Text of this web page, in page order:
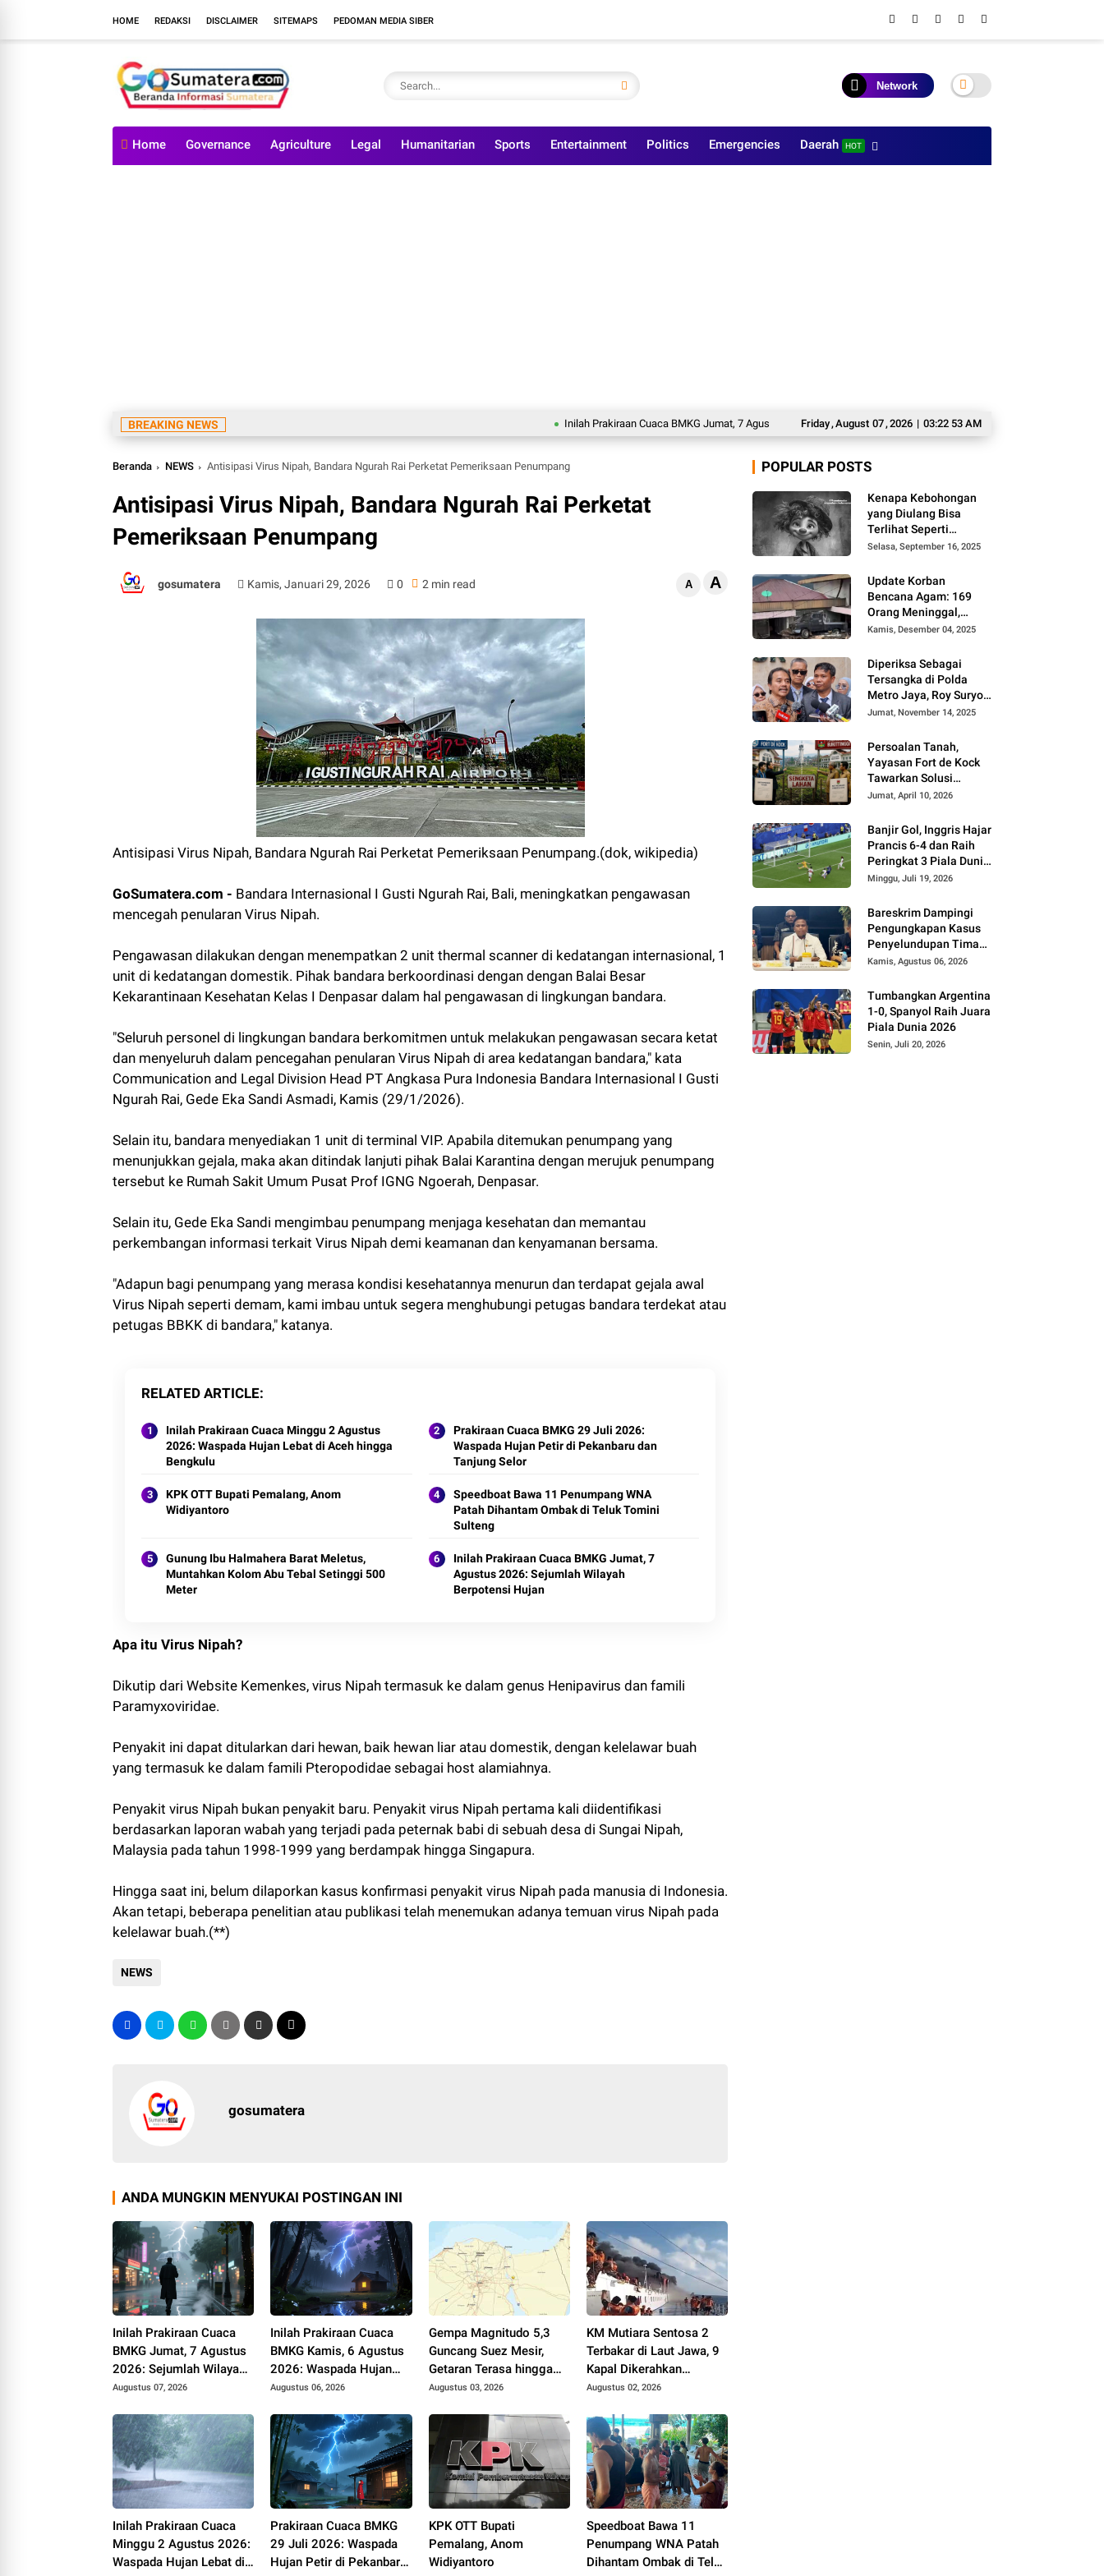
HOME REDAKSI DISCLAIMER SITEMAPS PEDOMAN MEDIA SIBER
Network
Home Governance Agriculture Legal Humanitarian Sports Entertainment Politics Emergencies Daerah HOT
Friday,August 07,2026 | 03:22 54 AM
BREAKING NEWS Inilah Prakiraan Cuaca BMKG Jumat, 7 Agustus 2026: Sejumlah Wilayah Berpotensi Hujan Hina Pasien BPJS di Akun
Beranda NEWS Antisipasi Virus Nipah, Bandara Ngurah Rai Perketat Pemeriksaan Penumpang
Antisipasi Virus Nipah, Bandara Ngurah Rai Perketat
Pemeriksaan Penumpang
gosumatera Kamis, Januari 29, 2026 0 2 min read A A
Antisipasi Virus Nipah, Bandara Ngurah Rai Perketat Pemeriksaan Penumpang.(dok, wikipedia)
GoSumatera.com - Bandara Internasional I Gusti Ngurah Rai, Bali, meningkatkan pengawasan
mencegah penularan Virus Nipah.
Pengawasan dilakukan dengan menempatkan 2 unit thermal scanner di kedatangan internasional, 1
unit di kedatangan domestik. Pihak bandara berkoordinasi dengan dengan Balai Besar
Kekarantinaan Kesehatan Kelas I Denpasar dalam hal pengawasan di lingkungan bandara.
"Seluruh personel di lingkungan bandara berkomitmen untuk melakukan pengawasan secara ketat
dan menyeluruh dalam pencegahan penularan Virus Nipah di area kedatangan bandara," kata
Communication and Legal Division Head PT Angkasa Pura Indonesia Bandara Internasional I Gusti
Ngurah Rai, Gede Eka Sandi Asmadi, Kamis (29/1/2026).
Selain itu, bandara menyediakan 1 unit di terminal VIP. Apabila ditemukan penumpang yang
menunjukkan gejala, maka akan ditindak lanjuti pihak Balai Karantina dengan merujuk penumpang
tersebut ke Rumah Sakit Umum Pusat Prof IGNG Ngoerah, Denpasar.
Selain itu, Gede Eka Sandi mengimbau penumpang menjaga kesehatan dan memantau
perkembangan informasi terkait Virus Nipah demi keamanan dan kenyamanan bersama.
"Adapun bagi penumpang yang merasa kondisi kesehatannya menurun dan terdapat gejala awal
Virus Nipah seperti demam, kami imbau untuk segera menghubungi petugas bandara terdekat atau
petugas BBKK di bandara," katanya.
RELATED ARTICLE
Inilah Prakiraan Cuaca Minggu 2 Agustus
2026: Waspada Hujan Lebat di Aceh hingga
Bengkulu
Prakiraan Cuaca BMKG 29 Juli 2026:
Waspada Hujan Petir di Pekanbaru dan
Tanjung Selor
KPK OTT Bupati Pemalang, Anom
Widiyantoro
Speedboat Bawa 11 Penumpang WNA
Patah Dihantam Ombak di Teluk Tomini
Sulteng
Gunung Ibu Halmahera Barat Meletus,
Muntahkan Kolom Abu Tebal Setinggi 500
Meter
Inilah Prakiraan Cuaca BMKG Jumat, 7
Agustus 2026: Sejumlah Wilayah
Berpotensi Hujan
Apa itu Virus Nipah?
Dikutip dari Website Kemenkes, virus Nipah termasuk ke dalam genus Henipavirus dan famili
Paramyxoviridae.
Penyakit ini dapat ditularkan dari hewan, baik hewan liar atau domestik, dengan kelelawar buah
yang termasuk ke dalam famili Pteropodidae sebagai host alamiahnya.
Penyakit virus Nipah bukan penyakit baru. Penyakit virus Nipah pertama kali diidentifikasi
berdasarkan laporan wabah yang terjadi pada peternak babi di sebuah desa di Sungai Nipah,
Malaysia pada tahun 1998-1999 yang berdampak hingga Singapura.
Hingga saat ini, belum dilaporkan kasus konfirmasi penyakit virus Nipah pada manusia di Indonesia.
Akan tetapi, beberapa penelitian atau publikasi telah menemukan adanya temuan virus Nipah pada
kelelawar buah.(**)
NEWS
gosumatera
ANDA MUNGKIN MENYUKAI POSTINGAN INI
Inilah Prakiraan Cuaca
BMKG Jumat, 7 Agustus
2026: Sejumlah Wilayah
Berpotensi Hujan
Augustus 07, 2026
Inilah Prakiraan Cuaca
BMKG Kamis, 6 Agustus
2026: Waspada Hujan
dan Petir
Augustus 06, 2026
Gempa Magnitudo 5,3
Guncang Suez Mesir,
Getaran Terasa hingga
Kairo
Augustus 03, 2026
KM Mutiara Sentosa 2
Terbakar di Laut Jawa, 9
Kapal Dikerahkan
Evakuasi
Augustus 02, 2026
Inilah Prakiraan Cuaca
Minggu 2 Agustus 2026:
Waspada Hujan Lebat di
Prakiraan Cuaca BMKG
29 Juli 2026: Waspada
Hujan Petir di Pekanbaru
KPK OTT Bupati
Pemalang, Anom
Widiyantoro
Speedboat Bawa 11
Penumpang WNA Patah
Dihantam Ombak di Teluk
POPULAR POSTS
Kenapa Kebohongan
yang Diulang Bisa
Terlihat Seperti
Kebenaran, Ini
Selasa, September 16, 2025
Update Korban
Bencana Agam: 169
Orang Meninggal,
Belum Ditemukan 86
Kamis, Desember 04, 2025
Diperiksa Sebagai
Tersangka di Polda
Metro Jaya, Roy Suryo
Cs Tidak Ditahan
Jumat, November 14, 2025
Persoalan Tanah,
Yayasan Fort de Kock
Tawarkan Solusi
Alternatif Kepada
Jumat, April 10, 2026
Banjir Gol, Inggris Hajar
Prancis 6-4 dan Raih
Peringkat 3 Piala Dunia
2026
Minggu, Juli 19, 2026
Bareskrim Dampingi
Pengungkapan Kasus
Penyelundupan Timah
dari Babel ke Malaysia
Kamis, Agustus 06, 2026
Tumbangkan Argentina
1-0, Spanyol Raih Juara
Piala Dunia 2026
Senin, Juli 20, 2026